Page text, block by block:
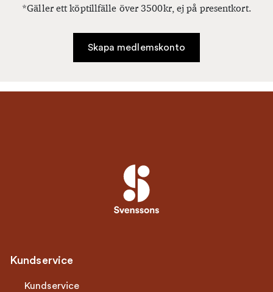
*Gäller ett köptillfälle över 3500kr, ej på presentkort.
Skapa medlemskonto
Kundservice
Kundservice